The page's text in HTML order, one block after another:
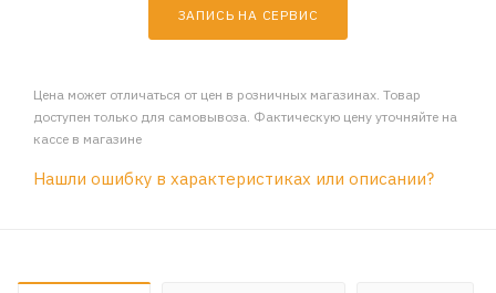
ЗАПИСЬ НА СЕРВИС
Цена может отличаться от цен в розничных магазинах. Товар
доступен только для самовывоза. Фактическую цену уточняйте на
кассе в магазине
Нашли ошибку в характеристиках или описании?